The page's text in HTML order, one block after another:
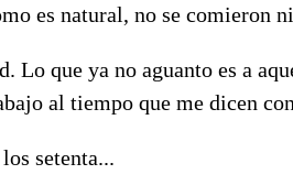
es natural, no se comieron
Lo que ya no aguanto es a
al tiempo que me dicen
setenta...